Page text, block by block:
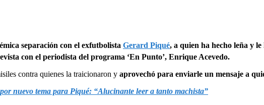
separación con el exfutbolista Gerard Piqué, a quien ha hecho leña y
con el periodista del programa ‘En Punto’, Enrique Acevedo.
contra quienes la traicionaron y aprovechó para enviarle un mensaje a
nuevo tema para Piqué: “Alucinante leer a tanto machista”